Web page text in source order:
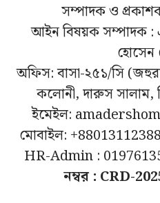
সম্পাদক ও
আইন বিষয়ক সম্পাদক
হোসেন
অফিস: বাসা-২৫১/সি
কলোনী, দারুস সালাম,
ইমেইল:
মোবাইল:
HR-Admin :
নম্বর : CRD-